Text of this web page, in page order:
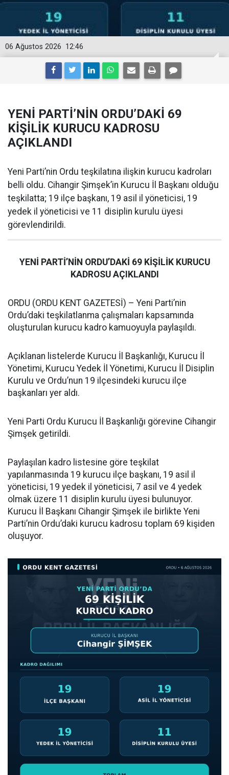
12:46
06 Ağustos 2026
YENİ PARTİ’NİN ORDU’DAKİ 69
KİŞİLİK KURUCU KADROSU
AÇIKLANDI
Yeni Parti’nin Ordu teşkilatına ilişkin kurucu kadroları
belli oldu. Cihangir Şimşek’in Kurucu İl Başkanı olduğu
teşkilatta; 19 ilçe başkanı, 19 asil il yöneticisi, 19
yedek il yöneticisi ve 11 disiplin kurulu üyesi
görevlendirildi.
YENİ PARTİ’NİN ORDU’DAKİ 69 KİŞİLİK KURUCU
KADROSU AÇIKLANDI
ORDU (ORDU KENT GAZETESİ) – Yeni Parti’nin
Ordu’daki teşkilatlanma çalışmaları kapsamında
oluşturulan kurucu kadro kamuoyuyla paylaşıldı.
Açıklanan listelerde Kurucu İl Başkanlığı, Kurucu İl
Yönetimi, Kurucu Yedek İl Yönetimi, Kurucu İl Disiplin
Kurulu ve Ordu’nun 19 ilçesindeki kurucu ilçe
başkanları yer aldı.
Yeni Parti Ordu Kurucu İl Başkanlığı görevine Cihangir
Şimşek getirildi.
Paylaşılan kadro listesine göre teşkilat
yapılanmasında 19 kurucu ilçe başkanı, 19 asil il
yöneticisi, 19 yedek il yöneticisi, 7 asil ve 4 yedek
olmak üzere 11 disiplin kurulu üyesi bulunuyor.
Kurucu İl Başkanı Cihangir Şimşek ile birlikte Yeni
Parti’nin Ordu’daki kurucu kadrosu toplam 69 kişiden
oluşuyor.